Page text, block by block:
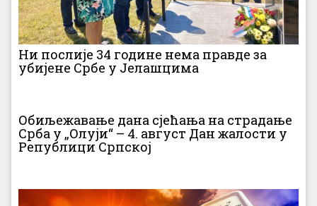
Ни послије 34 године нема правде за
убијене Србе у Јелашцима
Обиљежавање дана сјећања на страдање
Срба у „Олуји“ – 4. август Дан жалости у
Републици Српској